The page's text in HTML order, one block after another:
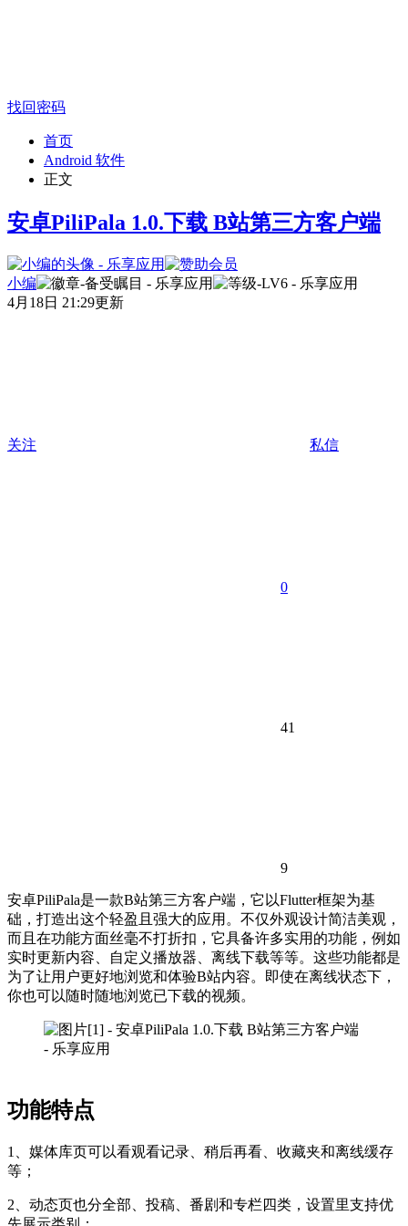
找回密码
首页
Android 软件
正文
安卓PiliPala 1.0.下载 B站第三方客户端
小编
4月18日 21:29更新
关注 私信
0
41
9
安卓PiliPala是一款B站第三方客户端，它以Flutter框架为基
础，打造出这个轻盈且强大的应用。不仅外观设计简洁美观，
而且在功能方面丝毫不打折扣，它具备许多实用的功能，例如
实时更新内容、自定义播放器、离线下载等等。这些功能都是
为了让用户更好地浏览和体验B站内容。即使在离线状态下，
你也可以随时随地浏览已下载的视频。
功能特点
1、媒体库页可以看观看记录、稍后再看、收藏夹和离线缓存
等；
2、动态页也分全部、投稿、番剧和专栏四类，设置里支持优